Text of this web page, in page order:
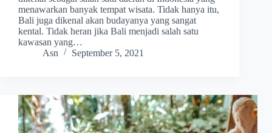
menawarkan banyak tempat wisata. Tidak hanya itu,
Bali juga dikenal akan budayanya yang sangat
kental. Tidak heran jika Bali menjadi salah satu
kawasan yang…
Asn
September 5, 2021